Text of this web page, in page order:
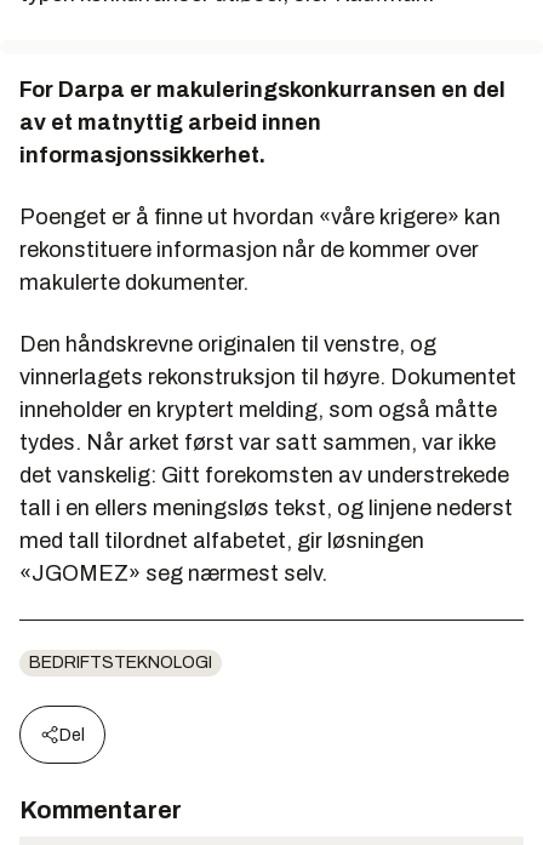
For Darpa er makuleringskonkurransen en del
av et matnyttig arbeid innen
informasjonssikkerhet.
Poenget er å finne ut hvordan «våre krigere» kan
rekonstituere informasjon når de kommer over
makulerte dokumenter.
Den håndskrevne originalen til venstre, og
vinnerlagets rekonstruksjon til høyre. Dokumentet
inneholder en kryptert melding, som også måtte
tydes. Når arket først var satt sammen, var ikke
det vanskelig: Gitt forekomsten av understrekede
tall i en ellers meningsløs tekst, og linjene nederst
med tall tilordnet alfabetet, gir løsningen
«JGOMEZ» seg nærmest selv.
BEDRIFTSTEKNOLOGI
Del
Kommentarer